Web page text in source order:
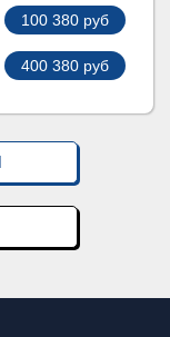
100 380 руб
400 380 руб